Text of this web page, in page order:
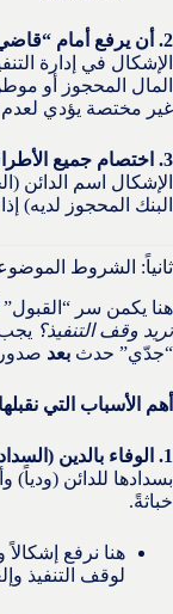
2. أن يرفع أمام “قاضي التنفيذ المختص”:
الإشكال في إدارة
المال المحجوز أو
غير مختصة يؤدي لعدم
3. اختصام جميع الأطراف:
الإشكال اسم الدائن
البنك المحجوز لديه)
ثانياً: الشروط
هنا يكمن سر
تريد وقف التنفيذ؟
“جدّي” حدث بعد
أهم الأسباب التي
1. الوفاء بالدين (السداد):
بسدادها للدائن
خباثةً.
هنا نرفع
لوقف التنفيذ